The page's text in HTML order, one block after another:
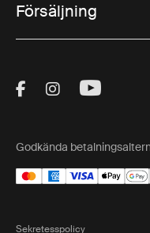
Försäljning
Visit Thule on
Visit Thule
Visit
Godkända
Sekretesspolicy